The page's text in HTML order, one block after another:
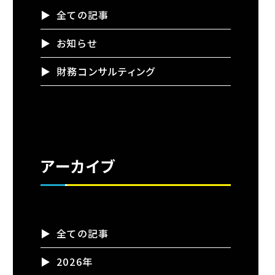
全ての記事
お知らせ
財務コンサルティング
アーカイブ
全ての記事
2026年